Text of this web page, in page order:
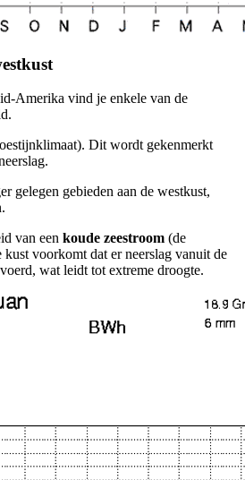
Amerika vind je enkele van de
Dit wordt gekenmerkt
gelegen gebieden aan de westkust,
van een koude zeestroom (de
voorkomt dat er neerslag vanuit de
wat leidt tot extreme droogte.